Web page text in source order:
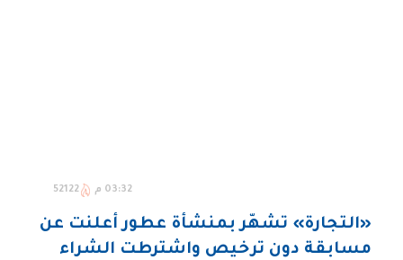
03:32 م 52122
«التجارة» تشهّر بمنشأة عطور أعلنت عن
مسابقة دون ترخيص واشترطت الشراء